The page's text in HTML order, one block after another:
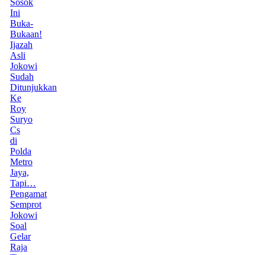
Ini
Buka-
Bukaan!
Ijazah
Asli
Jokowi
Sudah
Ditunjukkan
Ke
Roy
Suryo
Cs
di
Polda
Metro
Jaya,
Tapi…
Pengamat
Semprot
Jokowi
Soal
Gelar
Raja